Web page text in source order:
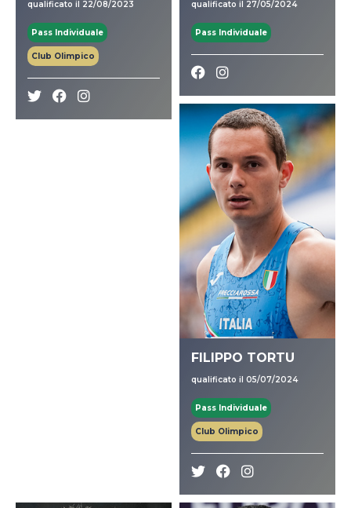
qualificato il 22/08/2023
Pass Individuale
Club Olimpico
qualificato il 27/05/2024
Pass Individuale
FILIPPO TORTU
qualificato il 05/07/2024
Pass Individuale
Club Olimpico